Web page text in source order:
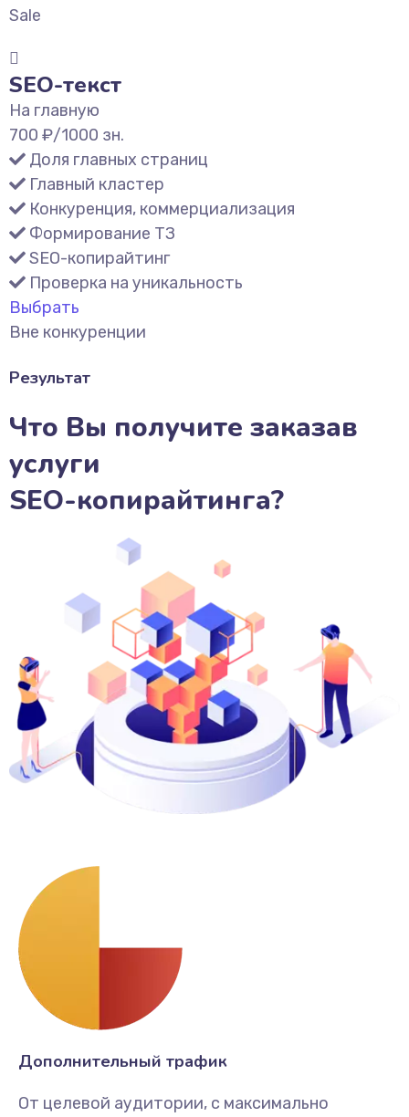
Sale
SEO-текст
На главную
700 ₽/1000 зн.
Доля главных страниц
Главный кластер
Конкуренция, коммерциализация
Формирование ТЗ
SEO-копирайтинг
Проверка на уникальность
Выбрать
Вне конкуренции
Результат
Что Вы получите заказав
услуги
SEO-копирайтинга?
Дополнительный трафик
От целевой аудитории, с максимально